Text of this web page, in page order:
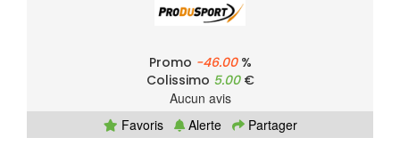
Promo -46.00%
Colissimo 5.00€
Aucun avis
Favoris
Alerte Partager